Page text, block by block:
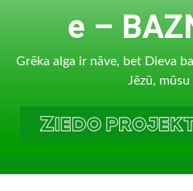
e –
Grēka alga ir nāve, bet Dieva
Jēzū,